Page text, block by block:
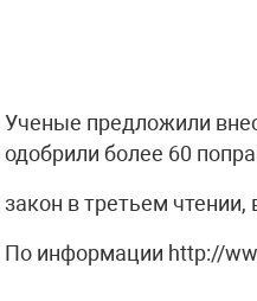
Ученые предложили
одобрили более 60
закон в третьем
По информации http://